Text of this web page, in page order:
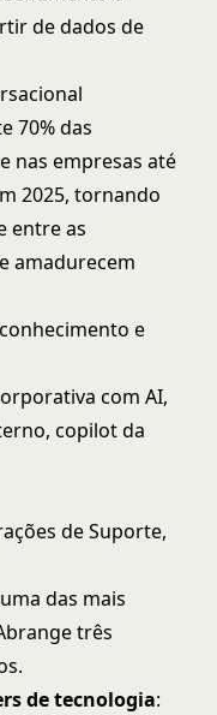
de dados de
70% das
nas empresas até
2025, tornando
entre as
amadurecem
e
com AI,
copilot da
de Suporte,
das mais
três
de tecnologia: